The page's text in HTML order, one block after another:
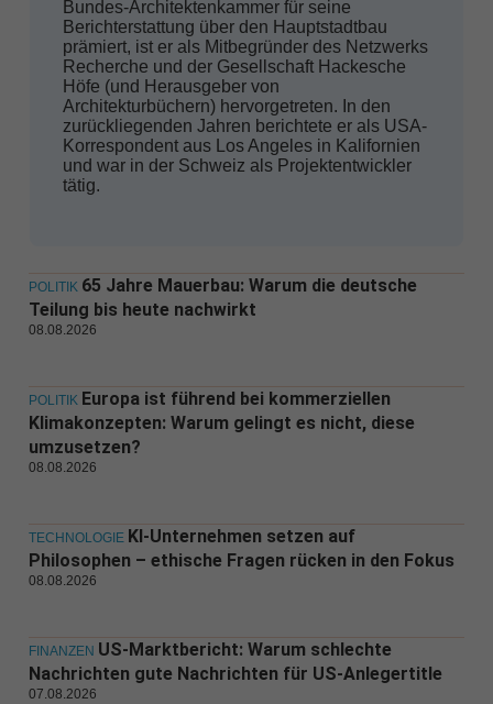
Bundes-Architektenkammer für seine
Berichterstattung über den Hauptstadtbau
prämiert, ist er als Mitbegründer des Netzwerks
Recherche und der Gesellschaft Hackesche
Höfe (und Herausgeber von
Architekturbüchern) hervorgetreten. In den
zurückliegenden Jahren berichtete er als USA-
Korrespondent aus Los Angeles in Kalifornien
und war in der Schweiz als Projektentwickler
tätig.
POLITIK 65 Jahre Mauerbau: Warum die deutsche
Teilung bis heute nachwirkt
08.08.2026
POLITIK Europa ist führend bei kommerziellen
Klimakonzepten: Warum gelingt es nicht, diese
umzusetzen?
08.08.2026
TECHNOLOGIE KI-Unternehmen setzen auf
Philosophen – ethische Fragen rücken in den Fokus
08.08.2026
FINANZEN US-Marktbericht: Warum schlechte
Nachrichten gute Nachrichten für US-Anlegertitle
07.08.2026